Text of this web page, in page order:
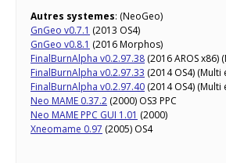
Autres systemes: (NeoGeo)
GnGeo v0.7.1 (2013 OS4)
GnGeo v0.8.1 (2016 Morphos)
FinalBurnAlpha v0.2.97.38 (2016 AROS
FinalBurnAlpha v0.2.97.33 (2014 OS4)
FinalBurnAlpha v0.2.97.40 (2014 OS4)
Neo MAME 0.37.2 (2000) OS3 PPC
Neo MAME PPC GUI 1.01 (2000)
Xneomame 0.97 (2005) OS4